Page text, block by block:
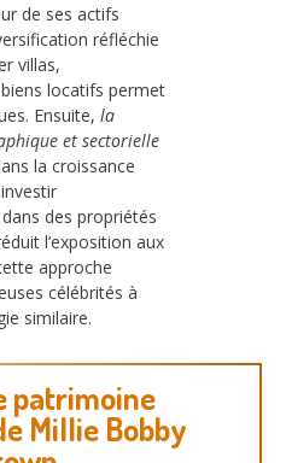
de ses actifs
réfléchie
villas,
locatifs permet
Ensuite, la
et sectorielle
la croissance
des propriétés
l’exposition aux
approche
célébrités à
similaire.
patrimoine
Millie Bobby